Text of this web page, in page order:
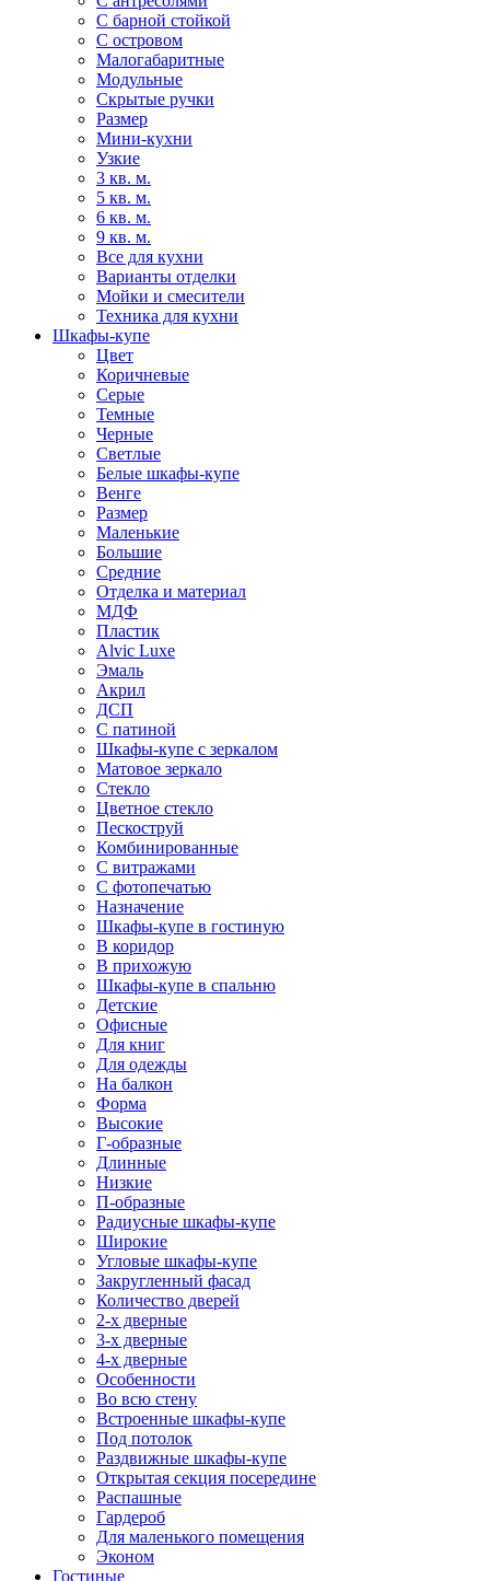
С барной стойкой
С островом
Малогабаритные
Модульные
Скрытые ручки
Размер
Мини-кухни
Узкие
3 кв. м.
5 кв. м.
6 кв. м.
9 кв. м.
Все для кухни
Варианты отделки
Мойки и смесители
Техника для кухни
Шкафы-купе
Цвет
Коричневые
Серые
Темные
Черные
Светлые
Белые шкафы-купе
Венге
Размер
Маленькие
Большие
Средние
Отделка и материал
МДФ
Пластик
Alvic Luxe
Эмаль
Акрил
ДСП
С патиной
Шкафы-купе с зеркалом
Матовое зеркало
Стекло
Цветное стекло
Пескоструй
Комбинированные
С витражами
С фотопечатью
Назначение
Шкафы-купе в гостиную
В коридор
В прихожую
Шкафы-купе в спальню
Детские
Офисные
Для книг
Для одежды
На балкон
Форма
Высокие
Г-образные
Длинные
Низкие
П-образные
Радиусные шкафы-купе
Широкие
Угловые шкафы-купе
Закругленный фасад
Количество дверей
2-х дверные
3-х дверные
4-х дверные
Особенности
Во всю стену
Встроенные шкафы-купе
Под потолок
Раздвижные шкафы-купе
Открытая секция посередине
Распашные
Гардероб
Для маленького помещения
Эконом
Гостиные